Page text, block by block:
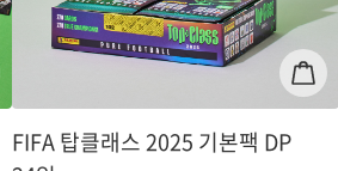
FIFA 탑클래스 2025 기본팩 DP